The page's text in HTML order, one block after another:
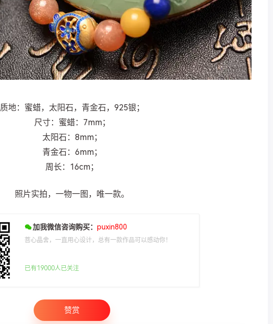
质地：蜜蜡，太阳石，青金石，925银；
尺寸：蜜蜡：7mm；
太阳石：8mm；
青金石：6mm；
周长：16cm；
照片实拍，一物一图，唯一款。
加我微信咨询购买： puxin800
菩心晶舍，一直用心设计，总有一款作品可以感动你！
已有19000人已关注
赞赏